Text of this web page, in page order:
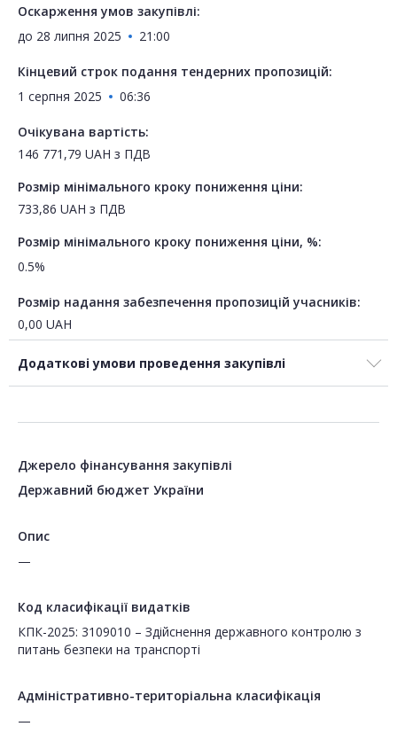
Оскарження умов закупівлі:
до 28 липня 2025 21:00
Кінцевий строк подання тендерних пропозицій:
1 серпня 2025
06:36
Очікувана вартість:
146 771,79 UAH з ПДВ
Розмір мінімального кроку пониження ціни:
733,86 UAH з ПДВ
Розмір мінімального кроку пониження ціни, %:
0.5%
Розмір надання забезпечення пропозицій учасників:
0,00 UAH
Додаткові умови проведення закупівлі
Джерело фінансування закупівлі
Державний бюджет України
Опис
—
Код класифікації видатків
КПК-2025: 3109010 – Здійснення державного контролю з
питань безпеки на транспорті
Адміністративно-територіальна класифікація
—